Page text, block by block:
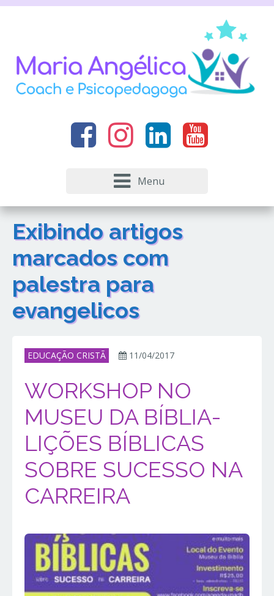
Menu
Exibindo artigos
marcados com
palestra para
evangelicos
EDUCAÇÃO CRISTÃ 11/04/2017
WORKSHOP NO
MUSEU DA BÍBLIA-
LIÇÕES BÍBLICAS
SOBRE SUCESSO NA
CARREIRA